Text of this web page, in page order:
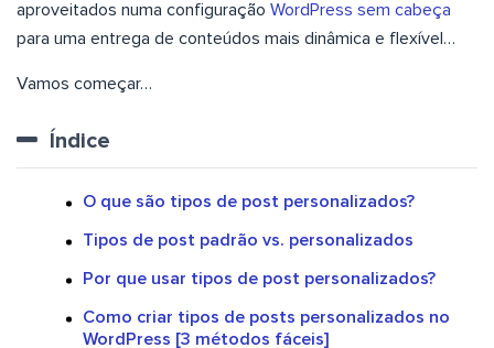
aproveitados numa configuração WordPress sem cabeça
para uma entrega de conteúdos mais dinâmica e flexível…
Vamos começar…
Índice
O que são tipos de post personalizados?
Tipos de post padrão vs. personalizados
Por que usar tipos de post personalizados?
Como criar tipos de posts personalizados no
WordPress [3 métodos fáceis]